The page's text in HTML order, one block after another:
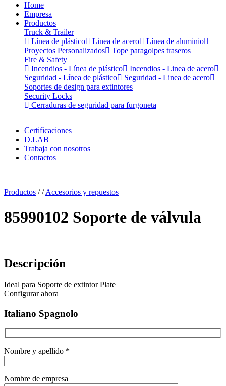
Home
Empresa
Productos
Truck & Trailer
Línea de plástico
Linea de acero
Línea de aluminio
Proyectos Personalizados
Tope paragolpes traseros
Fire & Safety
Incendios - Línea de plástico
Incendios - Linea de acero
Seguridad - Línea de plástico
Seguridad - Linea de acero
Soportes de design para extintores
Security Locks
Cerraduras de seguridad para furgoneta
Certificaciones
D.LAB
Trabaja con nosotros
Contactos
Productos //Accesorios y repuestos
85990102 Soporte de válvula
Descripción
Ideal para Soporte de extintor Plate
Configurar ahora
Italiano Spagnolo
Nombre y apellido *
Nombre de empresa